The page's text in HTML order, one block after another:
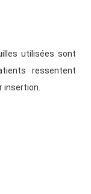
utilisées sont
ressentent
insertion.